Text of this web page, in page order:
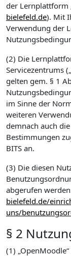
der Lernplattform
bielefeld.de). Mit
Verwendung der
(2) Die
Servicezentrums
gelten gem. § 1
im Sinne der
weiteren
demnach auch
Bestimmungen
BITS an.
(3) Die diesen
abgerufen
bielefeld.de/
uns/
§ 2
(1)